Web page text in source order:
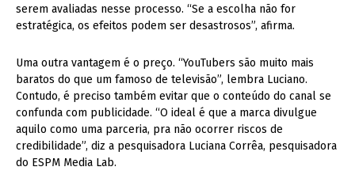
serem avaliadas nesse processo. “Se a escolha não for
estratégica, os efeitos podem ser desastrosos”, afirma.
Uma outra vantagem é o preço. “YouTubers são muito mais
baratos do que um famoso de televisão”, lembra Luciano.
Contudo, é preciso também evitar que o conteúdo do canal se
confunda com publicidade. “O ideal é que a marca divulgue
aquilo como uma parceria, pra não ocorrer riscos de
credibilidade”, diz a pesquisadora Luciana Corrêa, pesquisadora
do ESPM Media Lab.